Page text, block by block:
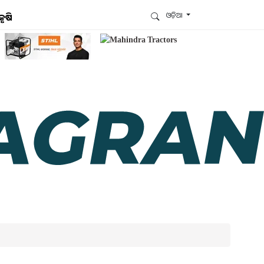
ଓଡ଼ିଆ
ଆମେ ହ୍ବାଟ୍ସଆପ୍‌ରେ ଅଛୁ ! ଆମ ହ୍ବାଟ୍ସଆପ ଗ୍ରୁପରେ
ଏବଂ ଆପଙ୍କୁ ଆବଶ୍ୟକ ହେଉଥିବା ସବୁ
ଗୁରୁତ୍ବପୂର୍ଣ୍ଣ ଅପଡେଟ୍‌ ପାଆନ୍ତୁ ପ୍ରତିଦିନ ।